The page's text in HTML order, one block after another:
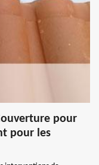
pour
pour les